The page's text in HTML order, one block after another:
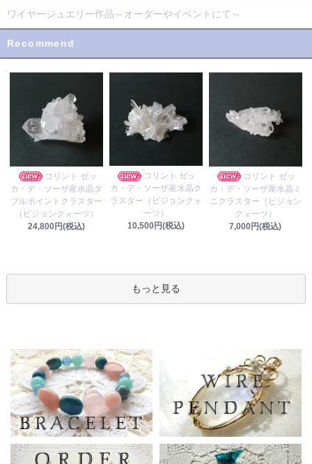
ワイヤージュエリー作品～オーダーやイベントにて～
Recommend
コリント ゼッ
カ・デ・ソーザ産水晶ダ
ブルポイントクラスター
（ビジョンクォーツ）
24,800円(税込)
コリント ゼッ
カ・デ・ソーザ産水晶ク
ラスター（ビジョンクォ
ーツ）
10,500円(税込)
コリント ゼッ
カ・デ・ソーザ産水晶ミ
ニクラスター（ビジョン
クォーツ）
7,000円(税込)
もっと見る